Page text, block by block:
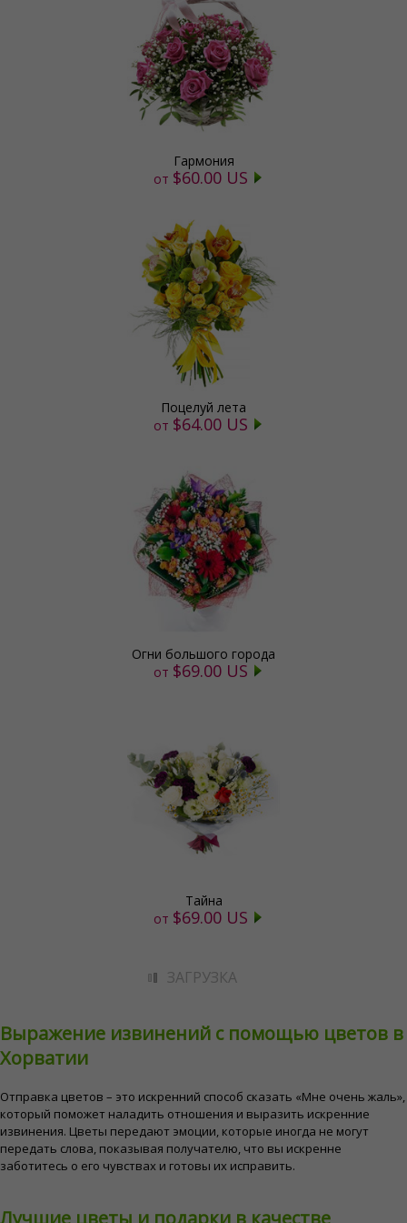
Гармония
от $60.00 US
Поцелуй лета
от $64.00 US
Огни большого города
от $69.00 US
Тайна
от $69.00 US
ЗАГРУЗКА
Выражение извинений с помощью цветов в
Хорватии
Отправка цветов – это искренний способ сказать «Мне очень жаль»,
который поможет наладить отношения и выразить искренние
извинения. Цветы передают эмоции, которые иногда не могут
передать слова, показывая получателю, что вы искренне
заботитесь о его чувствах и готовы их исправить.
Лучшие цветы и подарки в качестве